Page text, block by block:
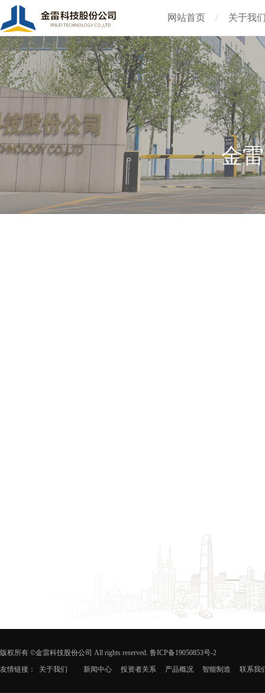
网站首页 关于我
金
版权所有 ©金雷科技股份公司 All rights reserved. 鲁ICP备19050853号-2
友情链接：
关于我们 新闻中心 投资者关系 产品概况 智能制造 联系我